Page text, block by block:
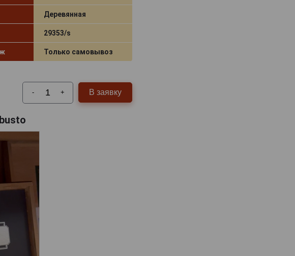
Деревянная
29353/s
Только самовывоз
- + В заявку